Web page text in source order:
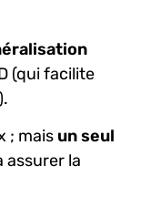
(qui facilite
; mais un seul
assurer la